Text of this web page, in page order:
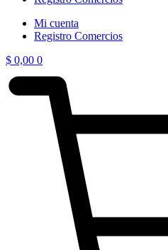
Mi cuenta
Registro Comercios
$ 0,00 0